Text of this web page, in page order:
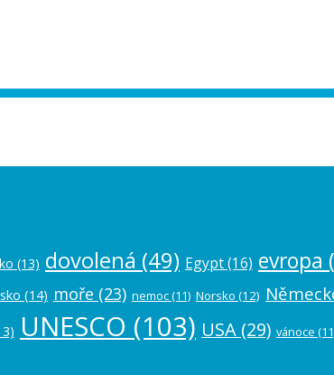
(13) dovolená (49) Egypt(16) evropa
(14) moře (23) nemoc(11) Norsko (12)
UNESCO (103) USA (29) vánoce